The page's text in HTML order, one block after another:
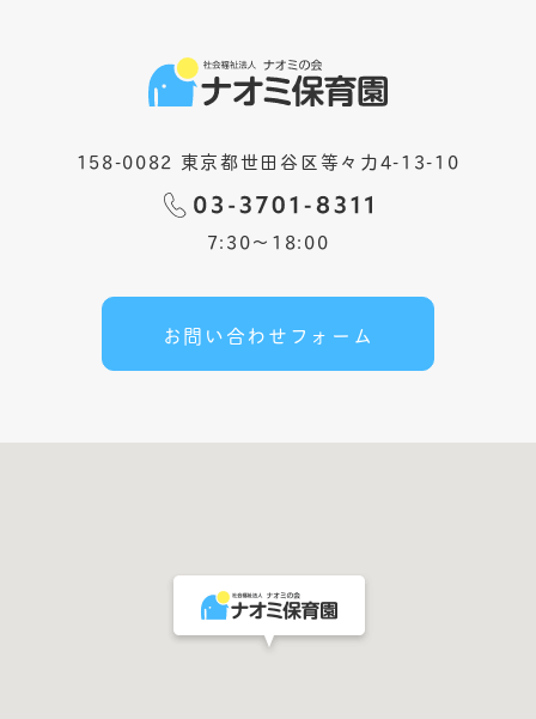
158-0082 東京都世田谷区等々力4-13-10
7:30〜18:00
お問い合わせフォーム